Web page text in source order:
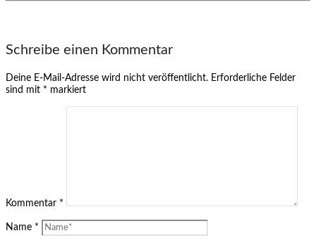
Schreibe einen Kommentar
Deine E-Mail-Adresse wird nicht veröffentlicht. Erforderliche Felder
sind mit * markiert
Kommentar *
Name *